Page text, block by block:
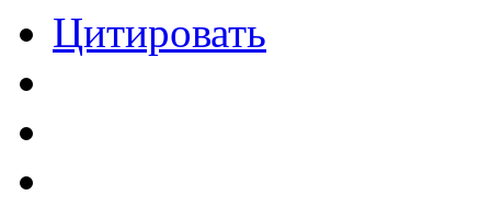
Цитировать